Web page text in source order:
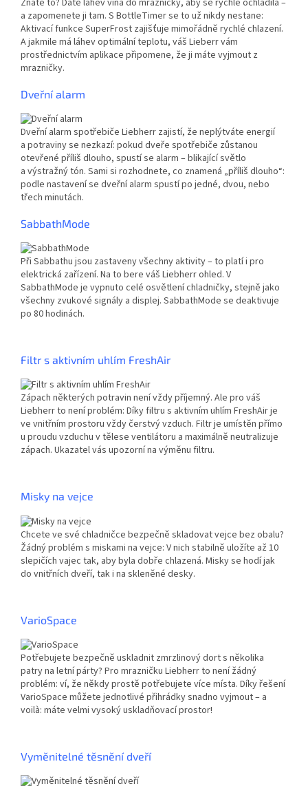
Znáte to? Dáte láhev vína do mrazničky, aby se rychle ochladila –
a zapomenete ji tam. S BottleTimer se to už nikdy nestane:
Aktivací funkce SuperFrost zajišťuje mimořádně rychlé chlazení.
A jakmile má láhev optimální teplotu, váš Lieberr vám
prostřednictvím aplikace připomene, že ji máte vyjmout z
mrazničky.
Dveřní alarm
Dveřní alarm spotřebiče Liebherr zajistí, že neplýtváte energií
a potraviny se nezkazí: pokud dveře spotřebiče zůstanou
otevřené příliš dlouho, spustí se alarm – blikající světlo
a výstražný tón. Sami si rozhodnete, co znamená „příliš dlouho“:
podle nastavení se dveřní alarm spustí po jedné, dvou, nebo
třech minutách.
SabbathMode
Při Sabbathu jsou zastaveny všechny aktivity – to platí i pro
elektrická zařízení. Na to bere váš Liebherr ohled. V
SabbathMode je vypnuto celé osvětlení chladničky, stejně jako
všechny zvukové signály a displej. SabbathMode se deaktivuje
po 80 hodinách.
Filtr s aktivním uhlím FreshAir
Zápach některých potravin není vždy příjemný. Ale pro váš
Liebherr to není problém: Díky filtru s aktivním uhlím FreshAir je
ve vnitřním prostoru vždy čerstvý vzduch. Filtr je umístěn přímo
u proudu vzduchu v tělese ventilátoru a maximálně neutralizuje
zápach. Ukazatel vás upozorní na výměnu filtru.
Misky na vejce
Chcete ve své chladničce bezpečně skladovat vejce bez obalu?
Žádný problém s miskami na vejce: V nich stabilně uložíte až 10
slepičích vajec tak, aby byla dobře chlazená. Misky se hodí jak
do vnitřních dveří, tak i na skleněné desky.
VarioSpace
Potřebujete bezpečně uskladnit zmrzlinový dort s několika
patry na letní párty? Pro mrazničku Liebherr to není žádný
problém: ví, že někdy prostě potřebujete více místa. Díky řešení
VarioSpace můžete jednotlivé přihrádky snadno vyjmout – a
voilà: máte velmi vysoký uskladňovací prostor!
Vyměnitelné těsnění dveří